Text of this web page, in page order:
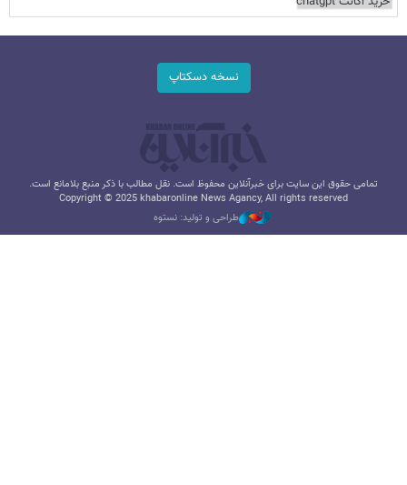
نسخه دسکتاپ
تمامی حقوق این سایت برای خبرآنلاین محفوظ است. نقل مطالب با ذکر منبع بلامانع است.
Copyright © 2025 khabaronline News Agancy, All rights reserved
طراحی و تولید: نستوه